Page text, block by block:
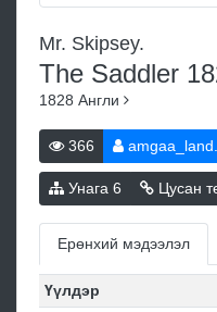
Mr. Skipsey.
The Saddler
1828 Англи
366
Унага 6 Цусан
Ерөнхий мэдээлэл
Үүлдэр